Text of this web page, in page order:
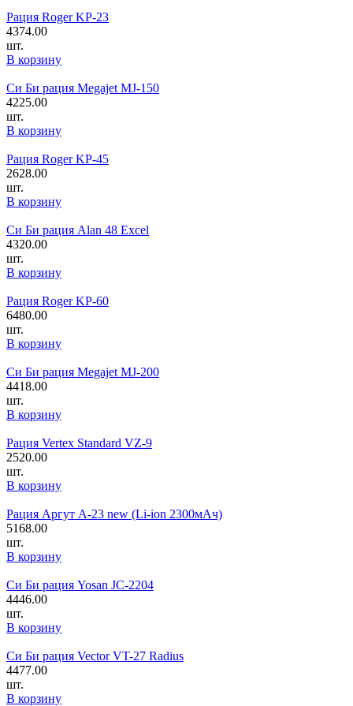
Рация Roger KP-23
4374.00
шт.
В корзину
Си Би рация Megajet MJ-150
4225.00
шт.
В корзину
Рация Roger KP-45
2628.00
шт.
В корзину
Си Би рация Alan 48 Excel
4320.00
шт.
В корзину
Рация Roger KP-60
6480.00
шт.
В корзину
Си Би рация Megajet MJ-200
4418.00
шт.
В корзину
Рация Vertex Standard VZ-9
2520.00
шт.
В корзину
Рация Аргут А-23 new (Li-ion 2300мАч)
5168.00
шт.
В корзину
Си Би рация Yosan JC-2204
4446.00
шт.
В корзину
Си Би рация Vector VT-27 Radius
4477.00
шт.
В корзину